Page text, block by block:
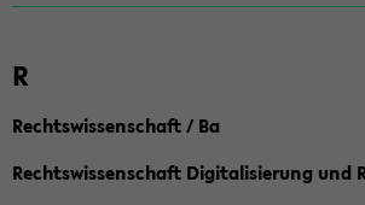
R
Rechtswissenschaft / Ba
Rechtswissenschaft Digitalisierung und